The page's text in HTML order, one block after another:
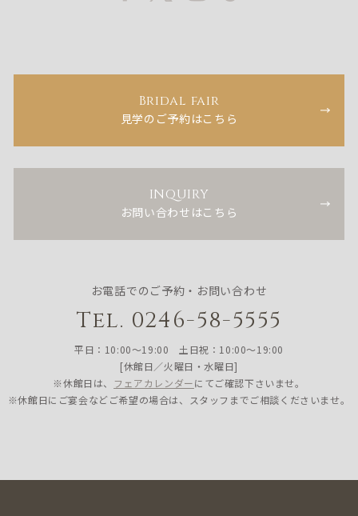
Bridal fair
見学のご予約はこちら
INQUIRY
お問い合わせはこちら
お電話でのご予約・お問い合わせ
Tel. 0246-58-5555
平日：10:00〜19:00 土日祝：10:00〜19:00
[休館日／火曜日・水曜日]
※休館日は、 フェアカレンダーにてご確認下さいませ。
※休館日にご宴会などご希望の場合は、スタッフまでご相談くださいませ。